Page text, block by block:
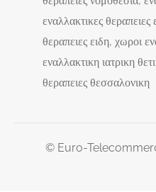
εναλλακτικες θεραπειες
θεραπειες ειδη, χωροι
εναλλακτικη ιατρικη
θεραπειες θεσσαλονικη
© Euro-